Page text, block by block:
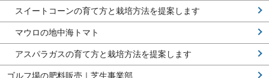
スイートコーンの育て方と栽培方法を提案します
マウロの地中海トマト
アスパラガスの育て方と栽培方法を提案します
ゴルフ場の肥料販売｜芝生事業部